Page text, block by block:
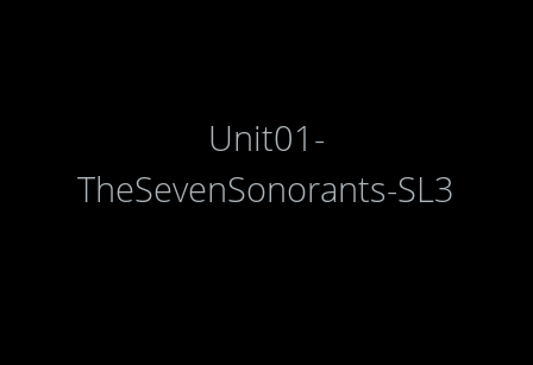
Unit01-
TheSevenSonorants-SL3